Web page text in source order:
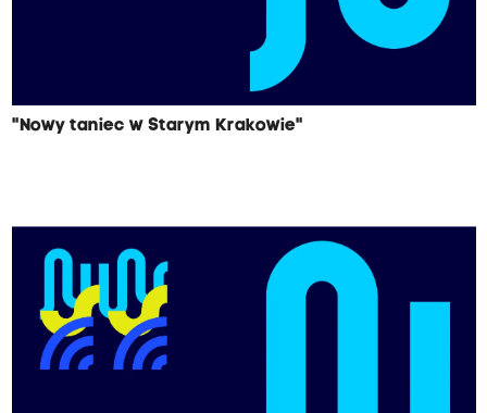
"Nowy taniec w Starym Krakowie"